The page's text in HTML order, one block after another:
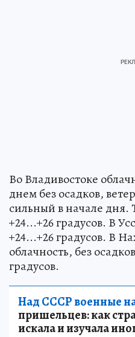
Во Владивостоке
днем без осадков,
сильный в начале дня.
+24...+26 градусов. В
+24...+26 градусов. В
облачность, без
градусов.
Над СССР военные
пришельцев: как
искала и изучала